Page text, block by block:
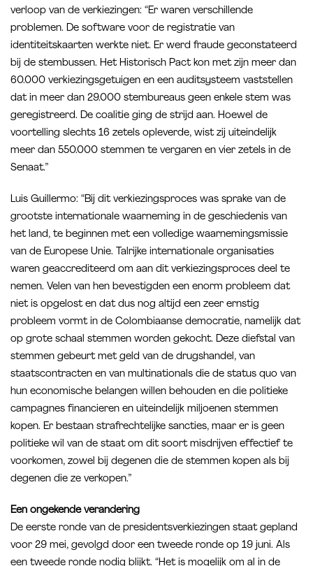
verloop van de verkiezingen: “Er waren verschillende
problemen. De software voor de registratie van
identiteitskaarten werkte niet. Er werd fraude geconstateerd
bij de stembussen. Het Historisch Pact kon met zijn meer dan
60.000 verkiezingsgetuigen en een auditsysteem vaststellen
dat in meer dan 29.000 stembureaus geen enkele stem was
geregistreerd. De coalitie ging de strijd aan. Hoewel de
voortelling slechts 16 zetels opleverde, wist zij uiteindelijk
meer dan 550.000 stemmen te vergaren en vier zetels in de
Senaat.”
Luis Guillermo: “Bij dit verkiezingsproces was sprake van de
grootste internationale waarneming in de geschiedenis van
het land, te beginnen met een volledige waarnemingsmissie
van de Europese Unie. Talrijke internationale organisaties
waren geaccrediteerd om aan dit verkiezingsproces deel te
nemen. Velen van hen bevestigden een enorm probleem dat
niet is opgelost en dat dus nog altijd een zeer ernstig
probleem vormt in de Colombiaanse democratie, namelijk dat
op grote schaal stemmen worden gekocht. Deze diefstal van
stemmen gebeurt met geld van de drugshandel, van
staatscontracten en van multinationals die de status quo van
hun economische belangen willen behouden en die politieke
campagnes financieren en uiteindelijk miljoenen stemmen
kopen. Er bestaan strafrechtelijke sancties, maar er is geen
politieke wil van de staat om dit soort misdrijven effectief te
voorkomen, zowel bij degenen die de stemmen kopen als bij
degenen die ze verkopen.”
Een ongekende verandering
De eerste ronde van de presidentsverkiezingen staat gepland
voor 29 mei, gevolgd door een tweede ronde op 19 juni. Als
een tweede ronde nodig blijkt. “Het is mogelijk om al in de